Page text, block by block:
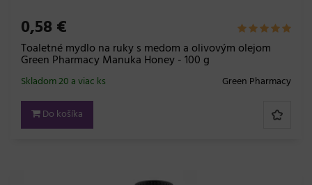
0,58 €
Toaletné mydlo na ruky s medom a olivovým olejom
Green Pharmacy Manuka Honey - 100 g
Green Pharmacy
Skladom 20 a viac ks
Do košíka